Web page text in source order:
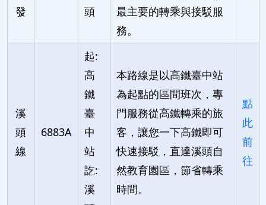
發
頭
最主要的轉乘與接駁服
務。
溪
頭
線
6883A
起:
高
鐵
臺
中
站
訖:
溪
本路線是以高鐵臺中站
為起點的區間班次，專
門服務從高鐵轉乘的旅
客，讓您一下高鐵即可
快速接駁，直達溪頭自
然教育園區，節省轉乘
時間。
點
此
前
往